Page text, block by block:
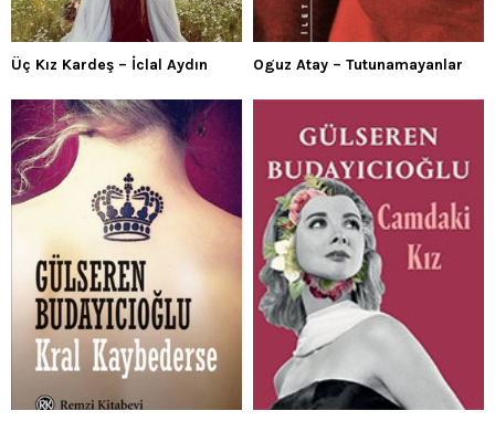
Üç Kız Kardeş – İclal Aydın Oguz Atay – Tutunamayanlar